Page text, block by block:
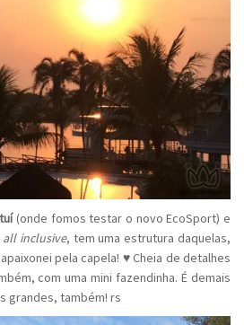
(onde fomos testar o novo EcoSport) e
all inclusive, tem uma estrutura daquelas,
pela capela! ♥ Cheia de detalhes
com uma mini fazendinha. É demais
grandes, também! rs